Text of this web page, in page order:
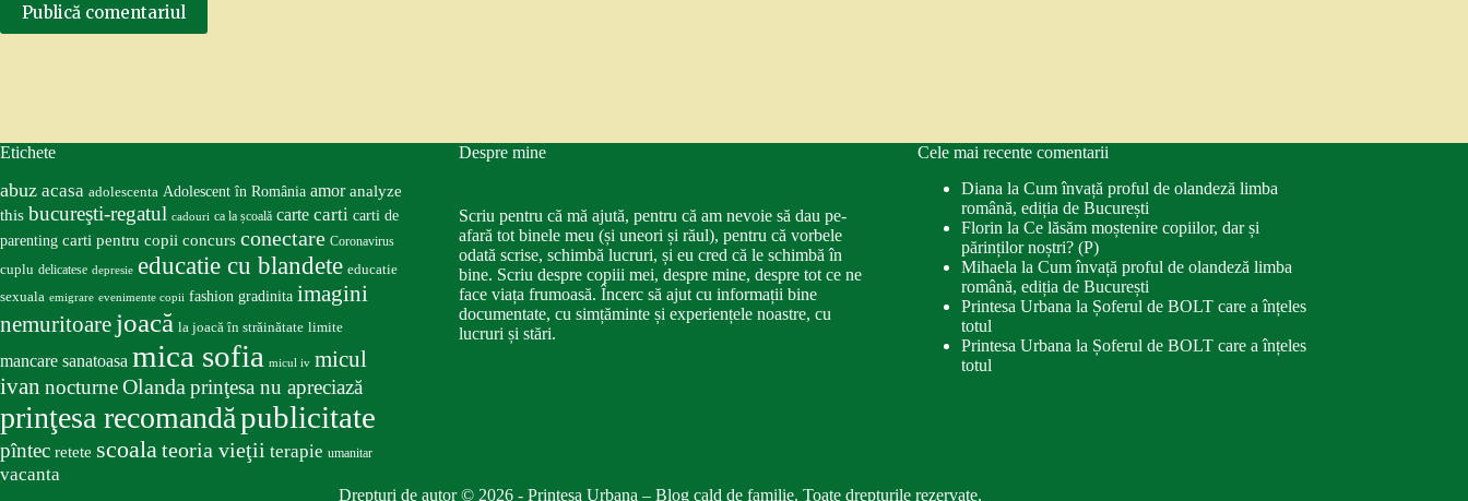
Publică comentariul
Etichete
abuz acasa adolescenta Adolescent în România amor analyze
this bucureşti-regatul cadouri ca la școală carte carti carti de
parenting carti pentru copii concurs conectare Coronavirus
cuplu delicatese depresie educatie cu blandete educatie
sexuala emigrare evenimente copii fashion gradinita imagini
nemuritoare joacă la joacă în străinătate limite
mancare sanatoasa mica sofia micul iv micul
ivan nocturneOlanda prinţesa nu apreciază
prinţesa recomandăpublicitate
pîntec retete scoalateoria vieţii terapie umanitar
vacanta
Despre mine
Scriu pentru că mă ajută, pentru că am nevoie să dau pe-
afară tot binele meu (și uneori și răul), pentru că vorbele
odată scrise, schimbă lucruri, și eu cred că le schimbă în
bine. Scriu despre copiii mei, despre mine, despre tot ce ne
face viața frumoasă. Încerc să ajut cu informații bine
documentate, cu simțăminte și experiențele noastre, cu
lucruri și stări.
Cele mai recente comentarii
Diana la Cum învață proful de olandeză limba
română, ediția de București
Florin la Ce lăsăm moștenire copiilor, dar și
părinților noștri? (P)
Mihaela la Cum învață proful de olandeză limba
română, ediția de București
Printesa Urbana la Șoferul de BOLT care a înțeles
totul
Printesa Urbana la Șoferul de BOLT care a înțeles
totul
Drepturi de autor © 2026 - Printesa Urbana – Blog cald de familie. Toate drepturile rezervate.